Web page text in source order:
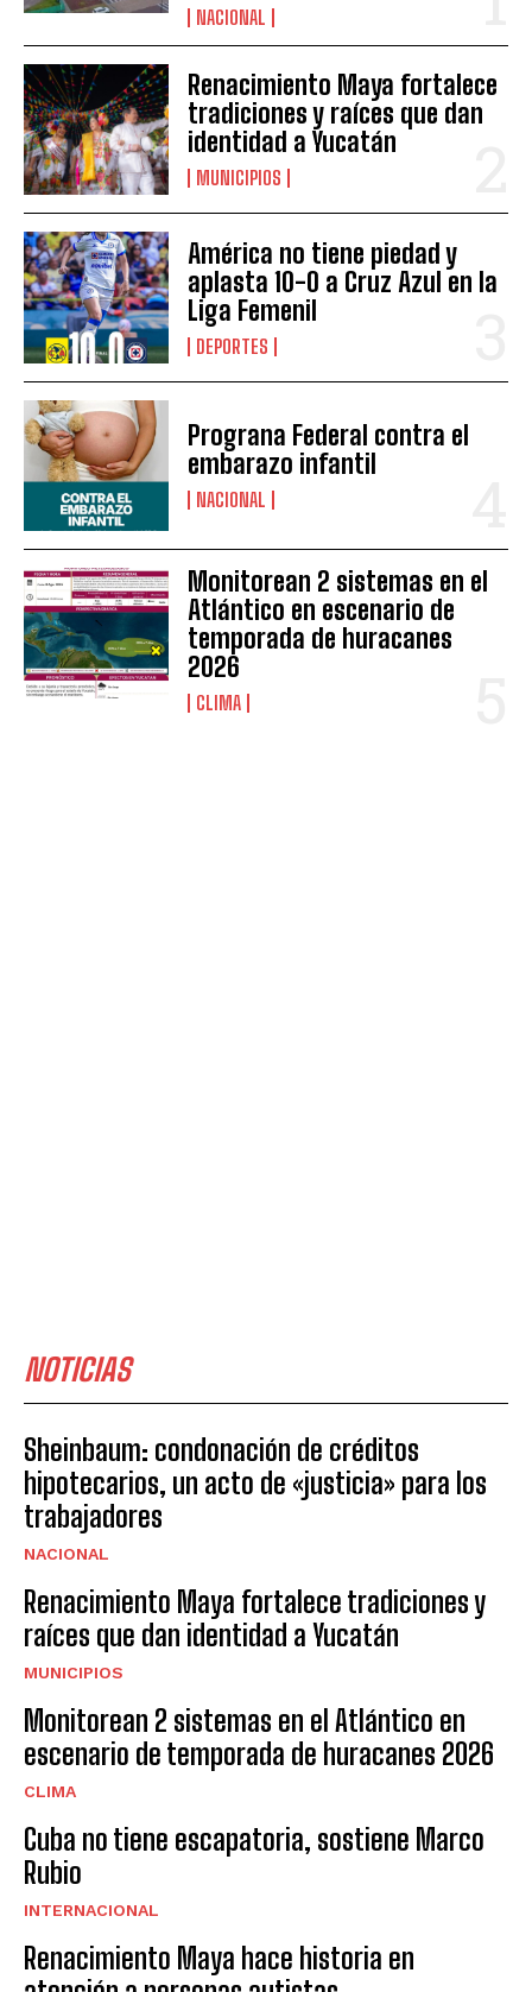
NACIONAL
Renacimiento Maya fortalece
tradiciones y raíces que dan
identidad a Yucatán
MUNICIPIOS
América no tiene piedad y
aplasta 10-0 a Cruz Azul en la
Liga Femenil
DEPORTES
Prograna Federal contra el
embarazo infantil
NACIONAL
Monitorean 2 sistemas en el
Atlántico en escenario de
temporada de huracanes
2026
CLIMA
NOTICIAS
Sheinbaum: condonación de créditos
hipotecarios, un acto de «justicia» para los
trabajadores
NACIONAL
Renacimiento Maya fortalece tradiciones y
raíces que dan identidad a Yucatán
MUNICIPIOS
Monitorean 2 sistemas en el Atlántico en
escenario de temporada de huracanes 2026
CLIMA
Cuba no tiene escapatoria, sostiene Marco
Rubio
INTERNACIONAL
Renacimiento Maya hace historia en